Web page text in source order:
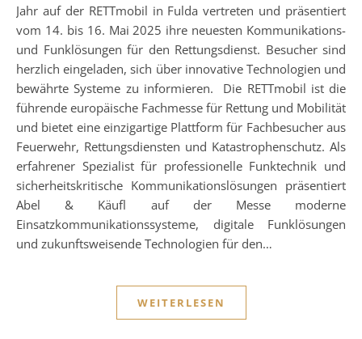
Jahr auf der RETTmobil in Fulda vertreten und präsentiert
vom 14. bis 16. Mai 2025 ihre neuesten Kommunikations-
und Funklösungen für den Rettungsdienst. Besucher sind
herzlich eingeladen, sich über innovative Technologien und
bewährte Systeme zu informieren. Die RETTmobil ist die
führende europäische Fachmesse für Rettung und Mobilität
und bietet eine einzigartige Plattform für Fachbesucher aus
Feuerwehr, Rettungsdiensten und Katastrophenschutz. Als
erfahrener Spezialist für professionelle Funktechnik und
sicherheitskritische Kommunikationslösungen präsentiert
Abel & Käufl auf der Messe moderne
Einsatzkommunikationssysteme, digitale Funklösungen
und zukunftsweisende Technologien für den…
WEITERLESEN